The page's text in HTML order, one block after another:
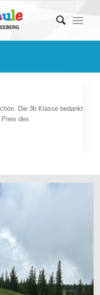
Die 3b Klasse bedankt
des